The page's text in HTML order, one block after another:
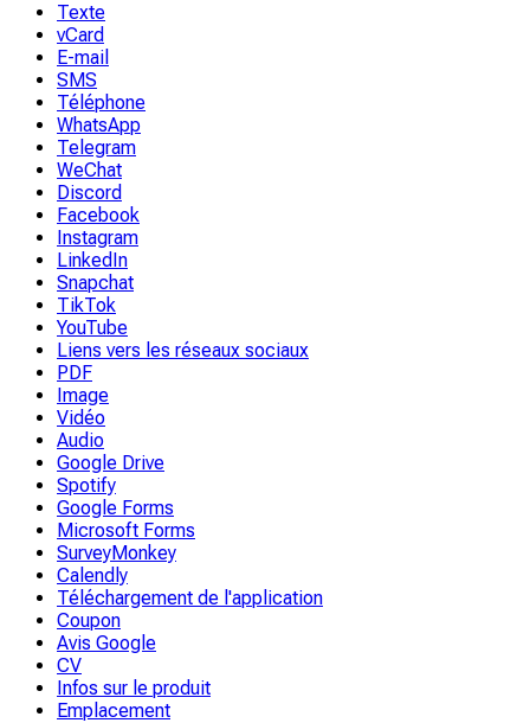
Texte
vCard
E-mail
SMS
Téléphone
WhatsApp
Telegram
WeChat
Discord
Facebook
Instagram
LinkedIn
Snapchat
TikTok
YouTube
Liens vers les réseaux sociaux
PDF
Image
Vidéo
Audio
Google Drive
Spotify
Google Forms
Microsoft Forms
SurveyMonkey
Calendly
Téléchargement de l'application
Coupon
Avis Google
CV
Infos sur le produit
Emplacement